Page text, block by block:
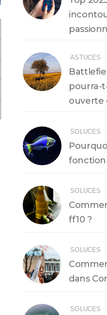
ASTUCES
pourra-
ouverte
SOLUCES
SOLUCES
ff10 ?
SOLUCES
dans
SOLUCES